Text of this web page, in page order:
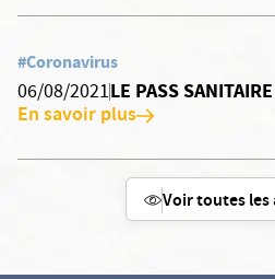
#Coronavirus
06/08/2021LE PASS
En savoir plus
Voir toutes